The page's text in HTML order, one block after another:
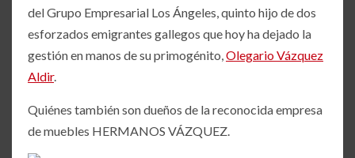
del Grupo Empresarial Los Ángeles, quinto hijo de dos
esforzados emigrantes gallegos que hoy ha dejado la
gestión en manos de su primogénito,Olegario Vázquez
Aldir.
Quiénes también son dueños de la reconocida empresa
de muebles HERMANOS VÁZQUEZ.